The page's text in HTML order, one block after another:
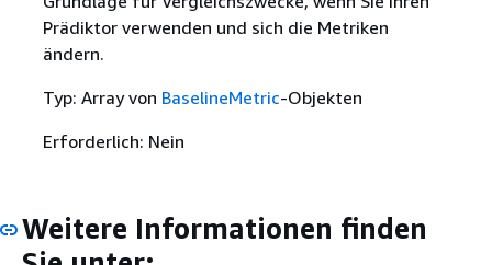
Prädiktor verwenden und sich die Metriken
ändern.
Typ: Array von BaselineMetric-Objekten
Erforderlich: Nein
Weitere Informationen finden